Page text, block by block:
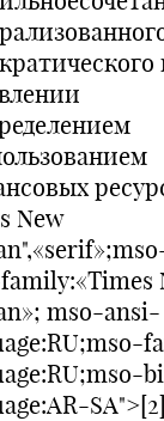
New
mso-ansi-
SA">[2]